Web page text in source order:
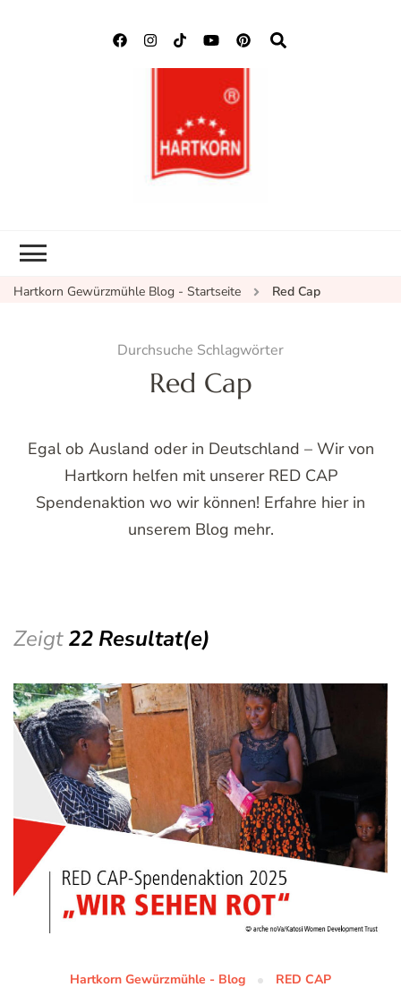
Hartkorn Gewürzmühle Blog - Startseite Red Cap
Durchsuche Schlagwörter
Red Cap
Egal ob Ausland oder in Deutschland – Wir von
Hartkorn helfen mit unserer RED CAP
Spendenaktion wo wir können! Erfahre hier in
unserem Blog mehr.
Zeigt22 Resultat(e)
Hartkorn Gewürzmühle - Blog RED CAP